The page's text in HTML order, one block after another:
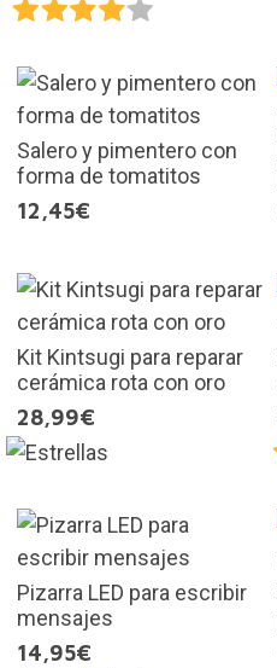
Salero y pimentero con
forma de tomatitos
12,45€
Kit Kintsugi para reparar
cerámica rota con oro
28,99€
Pizarra LED para escribir
mensajes
14,95€